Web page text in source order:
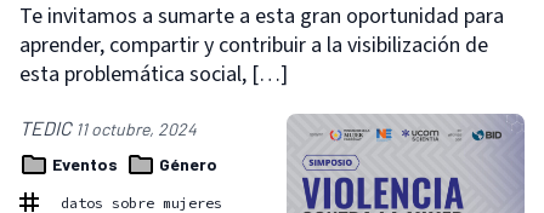
Te invitamos a sumarte a esta gran oportunidad para
aprender, compartir y contribuir a la visibilización de
esta problemática social, […]
TEDIC 11 octubre, 2024
Eventos
Género
datos sobre mujeres